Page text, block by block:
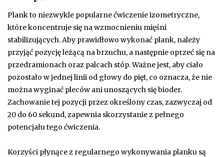
Plank to niezwykle popularne ćwiczenie izometryczne,
które koncentruje się na wzmocnieniu mięśni
stabilizujących. Aby prawidłowo wykonać plank, należy
przyjąć pozycję leżącą na brzuchu, a następnie oprzeć się na
przedramionach oraz palcach stóp. Ważne jest, aby ciało
pozostało w jednej linii od głowy do pięt, co oznacza, że nie
można wyginać pleców ani unoszących się bioder.
Zachowanie tej pozycji przez określony czas, zazwyczaj od
20 do 60 sekund, zapewnia skorzystanie z pełnego
potencjału tego ćwiczenia.
Korzyści płynące z regularnego wykonywania planku są